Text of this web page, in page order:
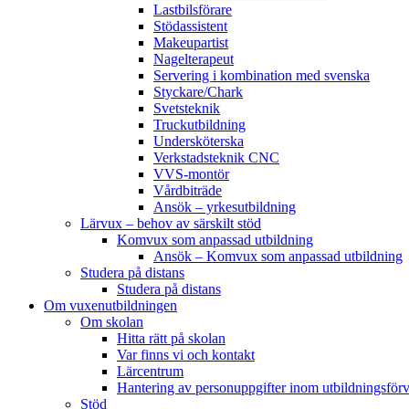
Lastbilsförare
Stödassistent
Makeupartist
Nagelterapeut
Servering i kombination med svenska
Styckare/Chark
Svetsteknik
Truckutbildning
Undersköterska
Verkstadsteknik CNC
VVS-montör
Vårdbiträde
Ansök – yrkesutbildning
Lärvux – behov av särskilt stöd
Komvux som anpassad utbildning
Ansök – Komvux som anpassad utbildning
Studera på distans
Studera på distans
Om vuxenutbildningen
Om skolan
Hitta rätt på skolan
Var finns vi och kontakt
Lärcentrum
Hantering av personuppgifter inom
Stöd